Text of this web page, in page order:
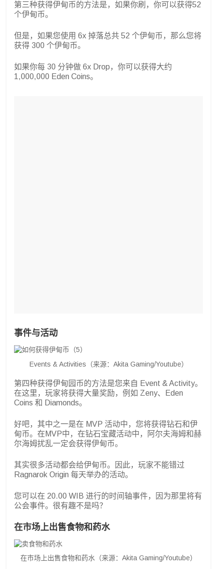
第三种获得伊甸币的方法是，如果你刷，你可以获得52
个伊甸币。
但是，如果您使用 6x 掉落总共 52 个伊甸币，那么您将
获得 300 个伊甸币。
如果你每 30 分钟做 6x Drop，你可以获得大约
1,000,000 Eden Coins。
事件与活动
Events & Activities（来源：Akita Gaming/Youtube）
第四种获得伊甸园币的方法是您来自 Event & Activity。
在这里，玩家将获得大量奖励，例如 Zeny、Eden
Coins 和 Diamonds。
好吧，其中之一是在 MVP 活动中，您将获得钻石和伊
甸币。在MVP中，在钻石宝藏活动中，阿尔夫海姆和赫
尔海姆扰乱一定会获得伊甸币。
其实很多活动都会给伊甸币。因此，玩家不能错过
Ragnarok Origin 每天举办的活动。
您可以在 20.00 WIB 进行的时间轴事件，因为那里将有
公会事件。很有趣不是吗？
在市场上出售食物和药水
在市场上出售食物和药水（来源：Akita Gaming/Youtube）